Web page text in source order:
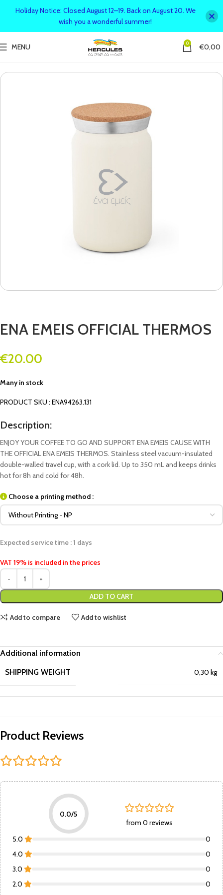
MENU 0 €0,00
ENA EMEIS OFFICIAL THERMOS
€20.00
Many in stock
PRODUCT SKU : ENA94263.131
Description:
ENJOY YOUR COFFEE TO GO AND SUPPORT ENA EMEIS CAUSE WITH
THE OFFICIAL ENA EMEIS THERMOS. Stainless steel vacuum-insulated
double-walled travel cup, with a cork lid. Up to 350 mL and keeps drinks
hot for 8h and cold for 48h.
Choose a printing method :
Expected service time : 1 days
VAT 19% is included in the prices
ADD TO CART
Add to compare Add to wishlist
Additional information
SHIPPING WEIGHT
0,30 kg
Product Reviews
0.0/5
from 0 reviews
5.0
0
4.0
0
3.0
0
2.0
0
Holiday Notice: Closed August 12–19. Back on August 20. We
wish you a wonderful summer!